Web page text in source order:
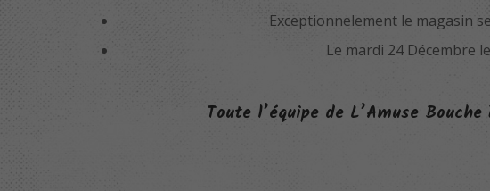
Exceptionnelement le magasin
Le mardi 24 Décembre
Toute l’équipe de L’Amuse